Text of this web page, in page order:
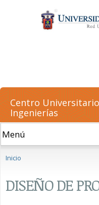
Centro
Ingenierías
Inicio
DISEÑO DE